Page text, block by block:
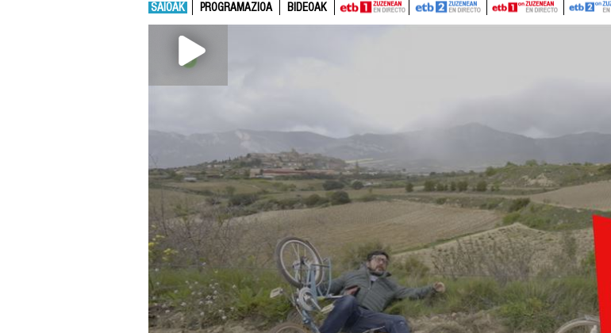
SAIOAK PROGRAMAZIOA BIDEOAK